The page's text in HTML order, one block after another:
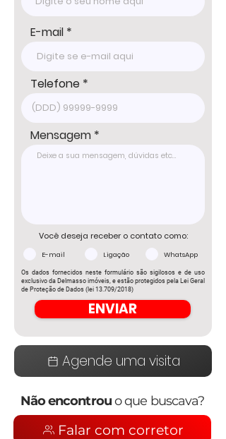
www.delmassoimoveis.com.br
E-mail
Telefone
Mensagem
Você deseja receber o contato como:
E-mail Ligação WhatsApp
Os dados fornecidos neste formulário são sigilosos e de uso
exclusivo da Delmasso imóveis, e estão protegidos pela Lei Geral
de Proteção de Dados (lei 13.709/2018)
ENVIAR
Agende uma visita
Não encontrouo que buscava?
Falar com corretor